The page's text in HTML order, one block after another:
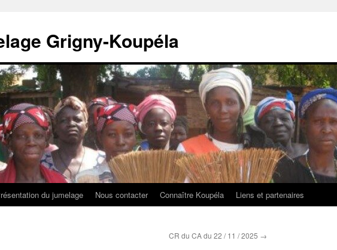
Grigny-Koupéla
du jumelage Nous contacter Connaître Koupéla Liens et partenaires
CR du CA du 22 / 11 / 2025 →